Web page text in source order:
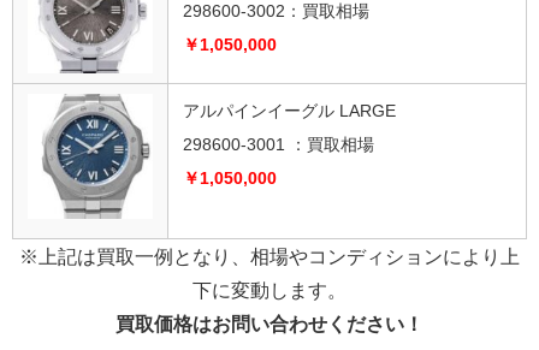
298600-3002：買取相場
￥1,050,000
アルパインイーグル LARGE
298600-3001 ：買取相場
￥1,050,000
※上記は買取一例となり、相場やコンディションにより上
下に変動します。
買取価格はお問い合わせください！